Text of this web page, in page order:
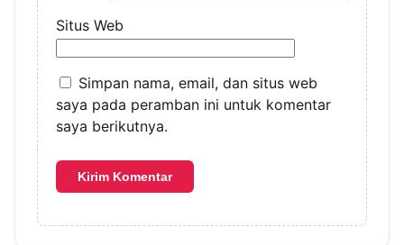
Situs Web
Simpan nama, email, dan situs web
saya pada peramban ini untuk komentar
saya berikutnya.